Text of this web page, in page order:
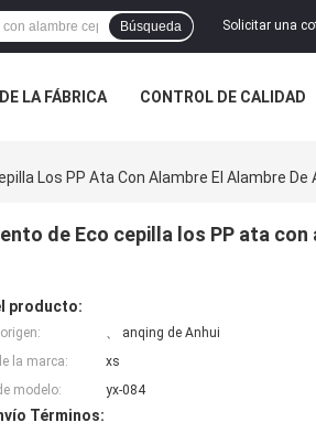
Solicitar una
Búsqueda
LA FÁBRICA CONTROL DE CALIDAD
Los PP Ata Con Alambre El Alambre De
de Eco cepilla los PP ata con
producto:
、 anqing de Anhui
la marca:
xs
modelo:
yx-084
Términos: